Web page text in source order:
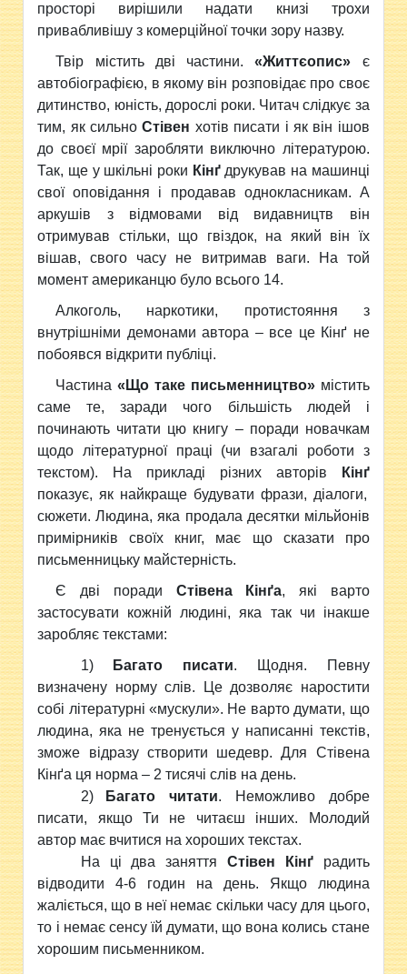
просторі вирішили надати книзі трохи
привабливішу з комерційної точки зору назву.
Твір містить дві частини.«Життєопис» є
автобіографією, в якому він розповідає про своє
дитинство, юність, дорослі роки. Читач слідкує за
тим, як сильноСтівен хотів писати і як він ішов
до своєї мрії заробляти виключно літературою.
Так, ще у шкільні роки Кінґдрукував на машинці
свої оповідання і продавав однокласникам. А
аркушів з відмовами від видавництв він
отримував стільки, що гвіздок, на який він їх
вішав, свого часу не витримав ваги. На той
момент американцю було всього 14.
Алкоголь, наркотики, протистояння з
внутрішніми демонами автора – все це Кінґ не
побоявся відкрити публіці.
Частина«Що таке письменництво»містить
саме те, заради чого більшість людей і
починають читати цю книгу – поради новачкам
щодо літературної праці (чи взагалі роботи з
текстом). На прикладі різних авторів
Кінґ
показує, як найкраще будувати фрази, діалоги,
сюжети. Людина, яка продала десятки мільйонів
примірників своїх книг, має що сказати про
письменницьку майстерність.
Є дві поради Стівена Кінґа, які варто
застосувати кожній людині, яка так чи інакше
заробляє текстами:
1)
Багато писати. Щодня. Певну
визначену норму слів. Це дозволяє наростити
собі літературні «мускули». Не варто думати, що
людина, яка не тренується у написанні текстів,
зможе відразу створити шедевр. Для Стівена
Кінґа ця норма – 2 тисячі слів на день.
2)
Багато читати. Неможливо добре
писати, якщо Ти не читаєш інших. Молодий
автор має вчитися на хороших текстах.
На ці два заняття Стівен Кінґрадить
відводити 4-6 годин на день. Якщо людина
жаліється, що в неї немає скільки часу для цього,
то і немає сенсу їй думати, що вона колись стане
хорошим письменником.